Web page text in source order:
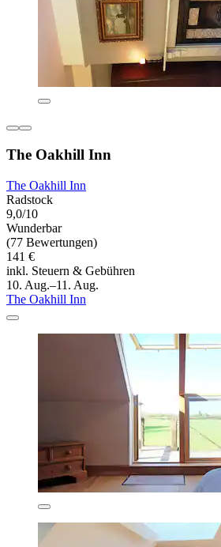
The Oakhill Inn
The Oakhill Inn
Radstock
9,0/10
Wunderbar
(77 Bewertungen)
141 €
inkl. Steuern & Gebühren
10. Aug.–11. Aug.
The Oakhill Inn